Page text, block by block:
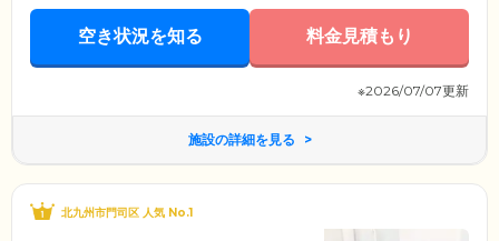
空き状況を知る 料金見積もり
※2026/07/07更新
施設の詳細を見る
北九州市門司区 人気 No.1